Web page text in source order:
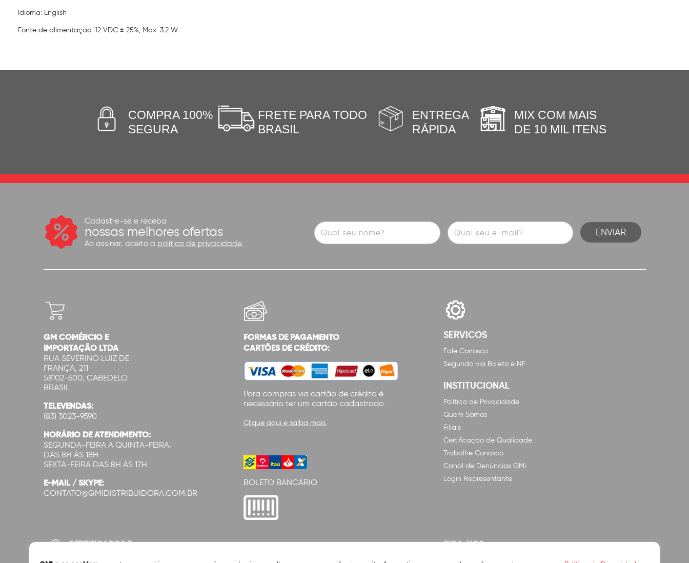
Idioma: English
Fonte de alimentação: 12 VDC ± 25%, Max. 3.2 W
COMPRA 100%
SEGURA
FRETE PARA TODO
BRASIL
ENTREGA
RÁPIDA
MIX COM MAIS
DE 10 MIL ITENS
Cadastre-se e receba
nossas melhores ofertas
Ao assinar, aceito a política de privacidade.
GM COMÉRCIO E
IMPORTAÇÃO LTDA
RUA SEVERINO LUIZ DE
FRANÇA, 211
58102-600, CABEDELO
BRASIL
TELEVENDAS:
(83) 3023-9590
HORÁRIO DE ATENDIMENTO:
SEGUNDA-FEIRA A QUINTA-FEIRA,
DAS 8H ÀS 18H
SEXTA-FEIRA DAS 8H ÀS 17H
E-MAIL / SKYPE:
CONTATO@GMIDISTRIBUIDORA.COM.BR
FORMAS DE PAGAMENTO
CARTÕES DE CRÉDITO:
Para compras via cartão de crédito é
necessário ter um cartão cadastrado.
Clique aqui e saiba mais.
BOLETO BANCÁRIO
SERVICOS
Fale Conosco
Segunda via Boleto e NF
INSTITUCIONAL
Política de Privacidade
Quem Somos
Filiais
Certificação de Qualidade
Trabalhe Conosco
Canal de Denúncias GMi
Login Representante
CERTIFICADOS E
SIGA-NOS